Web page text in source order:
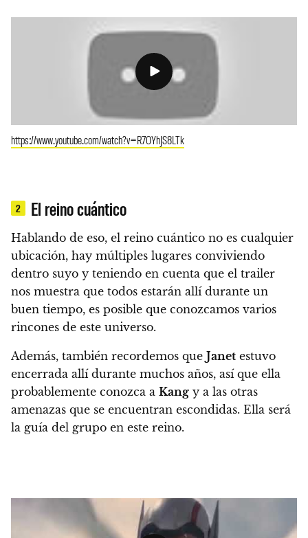
https://www.youtube.com/watch?v=R7OYhJS8LTk
2 El reino cuántico
Hablando de eso, el reino cuántico no es cualquier
ubicación, hay múltiples lugares conviviendo
dentro suyo y teniendo en cuenta que el trailer
nos muestra que todos estarán allí durante un
buen tiempo, es posible que conozcamos varios
rincones de este universo.
Además, también recordemos que Janet estuvo
encerrada allí durante muchos años, así que ella
probablemente conozca a Kang y a las otras
amenazas que se encuentran escondidas. Ella será
la guía del grupo en este reino.